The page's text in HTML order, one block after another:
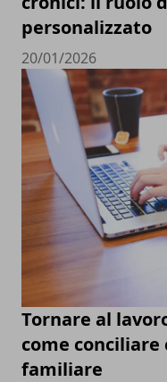
personalizzato
20/01/2026
Tornare al
come
familiare